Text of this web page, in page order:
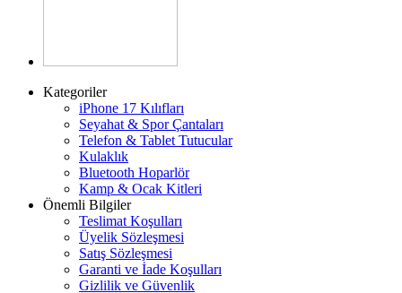
Kategoriler
iPhone 17 Kılıfları
Seyahat & Spor Çantaları
Telefon & Tablet Tutucular
Kulaklık
Bluetooth Hoparlör
Kamp & Ocak Kitleri
Önemli Bilgiler
Teslimat Koşulları
Üyelik Sözleşmesi
Satış Sözleşmesi
Garanti ve İade Koşulları
Gizlilik ve Güvenlik